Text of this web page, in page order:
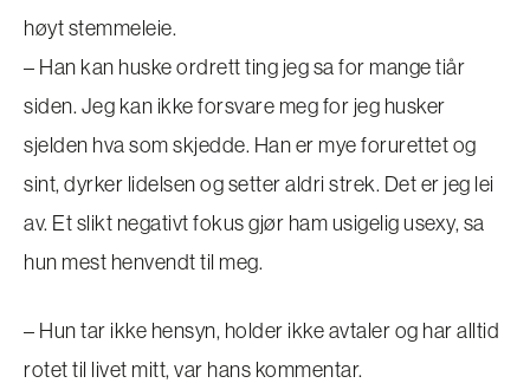
høyt stemmeleie.
– Han kan huske ordrett ting jeg sa for mange tiår
siden. Jeg kan ikke forsvare meg for jeg husker
sjelden hva som skjedde. Han er mye forurettet og
sint, dyrker lidelsen og setter aldri strek. Det er jeg lei
av. Et slikt negativt fokus gjør ham usigelig usexy, sa
hun mest henvendt til meg.
– Hun tar ikke hensyn, holder ikke avtaler og har alltid
rotet til livet mitt, var hans kommentar.